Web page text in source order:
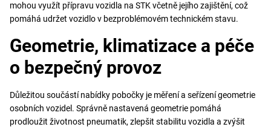
mohou využít přípravu vozidla na STK včetně jejího zajištění, což
pomáhá udržet vozidlo v bezproblémovém technickém stavu.
Geometrie, klimatizace a péče
o bezpečný provoz
Důležitou součástí nabídky pobočky je měření a seřízení geometrie
osobních vozidel. Správně nastavená geometrie pomáhá
prodloužit životnost pneumatik, zlepšit stabilitu vozidla a zvýšit